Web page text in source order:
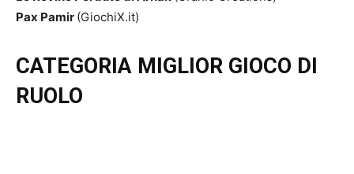
Pax Pamir (GiochiX.it)
CATEGORIA MIGLIOR GIOCO DI
RUOLO